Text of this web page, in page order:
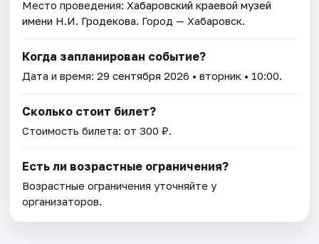
Место проведения:Хабаровский краевой музей
имени Н.И. Гродекова. Город — Хабаровск.
Когда запланирован событие?
Дата и время:29 сентября 2026 • вторник • 10:00.
Сколько стоит билет?
Стоимость билета: от 300 ₽.
Есть ли возрастные ограничения?
Возрастные ограничения уточняйте у
организаторов.